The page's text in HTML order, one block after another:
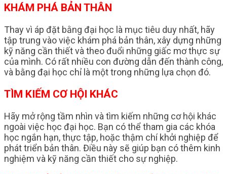
KHÁM PHÁ BẢN THÂN
Thay vì áp đặt bằng đại học là mục tiêu duy nhất, hãy
tập trung vào việc khám phá bản thân, xây dựng những
kỹ năng cần thiết và theo đuổi những giấc mơ thực sự
của mình. Có rất nhiều con đường dẫn đến thành công,
và bằng đại học chỉ là một trong những lựa chọn đó.
TÌM KIẾM CƠ HỘI KHÁC
Hãy mở rộng tầm nhìn và tìm kiếm những cơ hội khác
ngoài việc học đại học. Bạn có thể tham gia các khóa
học ngắn hạn, thực tập, hoặc thậm chí khởi nghiệp để
phát triển bản thân. Điều này sẽ giúp bạn có thêm kinh
nghiệm và kỹ năng cần thiết cho sự nghiệp.